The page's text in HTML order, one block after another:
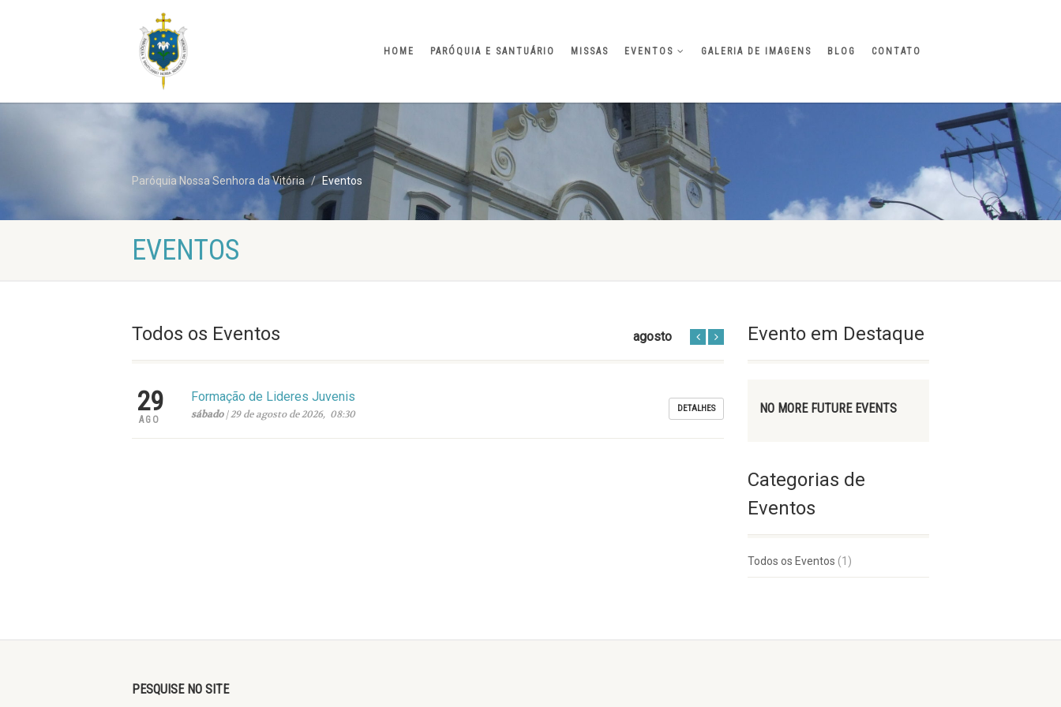
HOME PARÓQUIA E SANTUÁRIO MISSAS EVENTOS GALERIA DE IMAGENS BLOG CONTATO
Paróquia Nossa Senhora da Vitória Eventos
EVENTOS
Todos os Eventos agosto
29
AGO
Formação de Lideres Juvenis
sábado| 29 de agosto de 2026, 08:30 DETALHES
Evento em Destaque
NO MORE FUTURE EVENTS
Categorias de
Eventos
Todos os Eventos (1)
PESQUISE NO SITE